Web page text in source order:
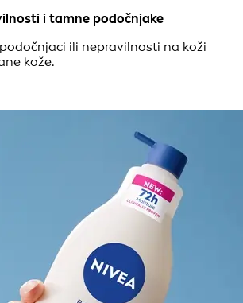
i tamne podočnjake
ili nepravilnosti na koži
kože.